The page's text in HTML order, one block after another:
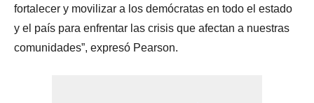
fortalecer y movilizar a los demócratas en todo el estado
y el país para enfrentar las crisis que afectan a nuestras
comunidades”, expresó Pearson.